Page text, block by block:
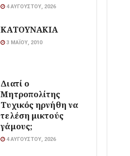
4 ΑΥΓΟΎΣΤΟΥ, 2026
ΚΑΤΟΥΝΑΚΙΑ
3 ΜΑΪ́ΟΥ, 2010
Διατί ο
Μητροπολίτης
Τυχικός ηρνήθη να
τελέση μικτούς
γάμους;
4 ΑΥΓΟΎΣΤΟΥ, 2026